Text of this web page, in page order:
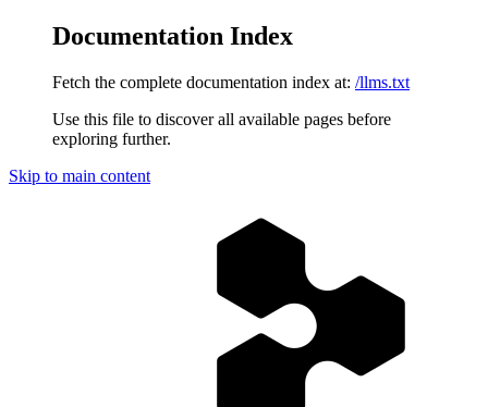
Documentation Index
Fetch the complete documentation index at: /llms.txt
Use this file to discover all available pages before
exploring further.
Skip to main content